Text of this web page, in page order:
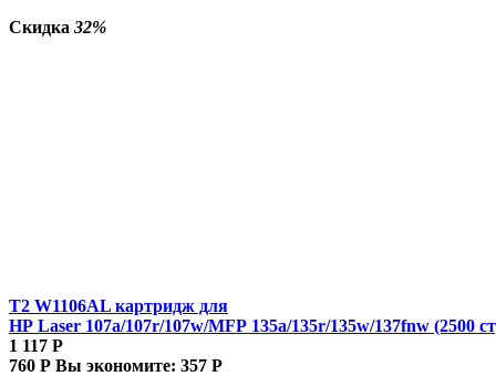
Скидка 32%
T2 W1106AL картридж для
HP Laser 107a/107r/107w/MFP 135a/135r/135w/137fnw (2500
1 117 Р
760 Р Вы экономите: 357 Р